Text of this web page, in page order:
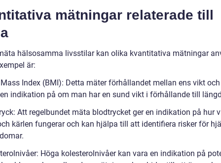
mätningar relaterade till
hälsosamma livsstilar kan olika kvantitativa mätningar
är:
Index (BMI): Detta mäter förhållandet mellan ens vikt
indikation på om man har en sund vikt i förhållande till
Att regelbundet mäta blodtrycket ger en indikation på hur
kärlen fungerar och kan hjälpa till att identifiera risker för
Höga kolesterolnivåer kan vara en indikation på